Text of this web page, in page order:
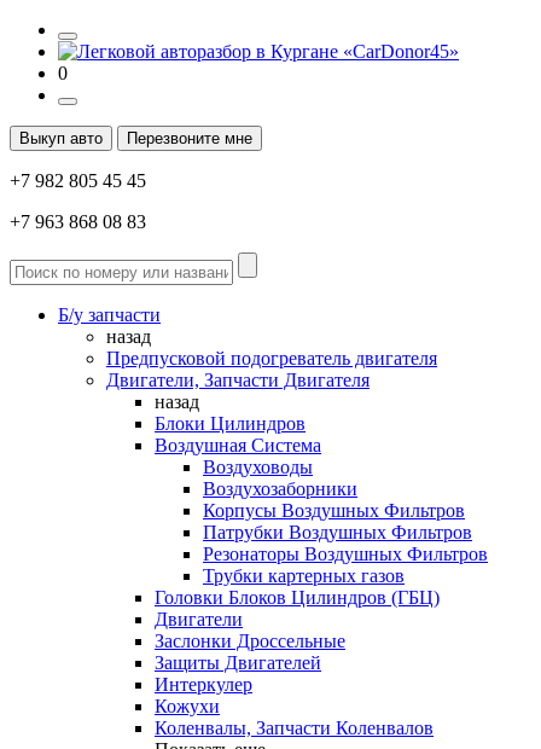
0
Выкуп авто Перезвоните мне
+7 982 805 45 45
+7 963 868 08 83
Б/у запчасти
назад
Предпусковой подогреватель двигателя
Двигатели, Запчасти Двигателя
назад
Блоки Цилиндров
Воздушная Система
Воздуховоды
Воздухозаборники
Корпусы Воздушных Фильтров
Патрубки Воздушных Фильтров
Резонаторы Воздушных Фильтров
Трубки картерных газов
Головки Блоков Цилиндров (ГБЦ)
Двигатели
Заслонки Дроссельные
Защиты Двигателей
Интеркулер
Кожухи
Коленвалы, Запчасти Коленвалов